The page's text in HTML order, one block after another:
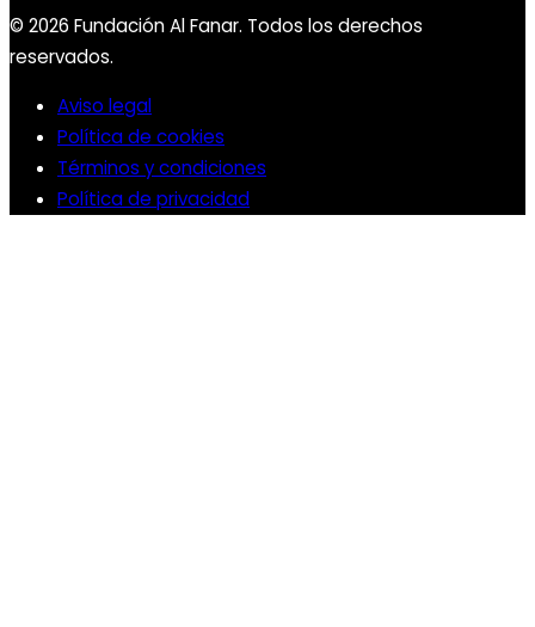
© 2026 Fundación Al Fanar. Todos los derechos
reservados.
Aviso legal
Política de cookies
Términos y condiciones
Política de privacidad